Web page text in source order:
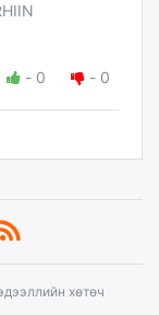
- 0 - 0
хөтөч